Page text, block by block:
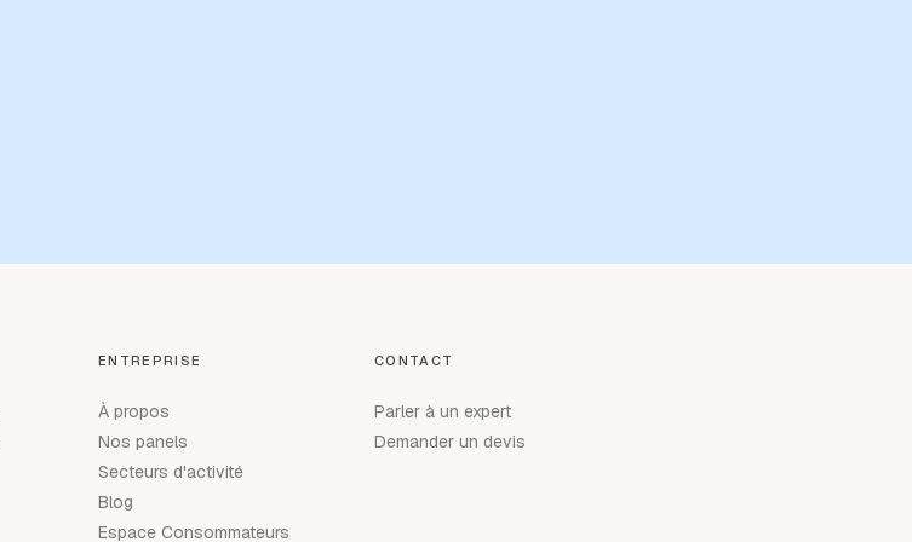
ENTREPRISE
À propos
Nos panels
Secteurs d'activité
Blog
Espace Consommateurs
CONTACT
Parler à un expert
Demander un devis